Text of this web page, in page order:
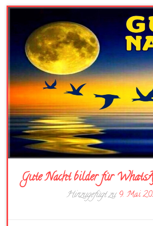
Gute Nacht bilder für
Hinzugefügt zu9. Mai